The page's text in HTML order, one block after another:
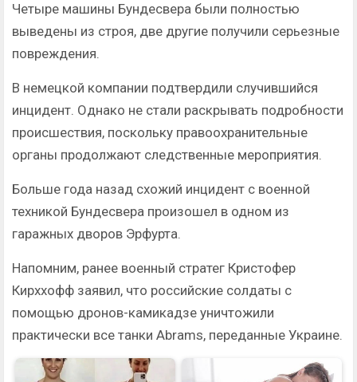
Четыре машины Бундесвера были полностью
выведены из строя, две другие получили серьезные
повреждения.
В немецкой компании подтвердили случившийся
инцидент. Однако не стали раскрывать подробности
происшествия, поскольку правоохранительные
органы продолжают следственные мероприятия.
Больше года назад схожий инцидент с военной
техникой Бундесвера произошел в одном из
гаражных дворов Эрфурта.
Напомним, ранее военный стратег Кристофер
Кирххофф заявил, что российские солдаты с
помощью дронов-камикадзе уничтожили
практически все танки Abrams, переданные Украине.